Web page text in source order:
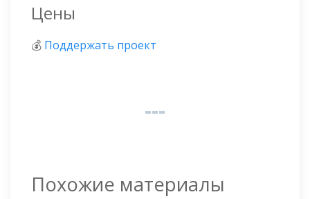
Цены
💰 Поддержать проект
Похожие материалы